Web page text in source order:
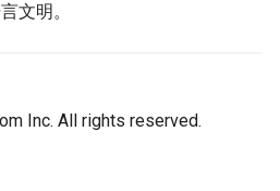
文明。
Inc. All rights reserved.